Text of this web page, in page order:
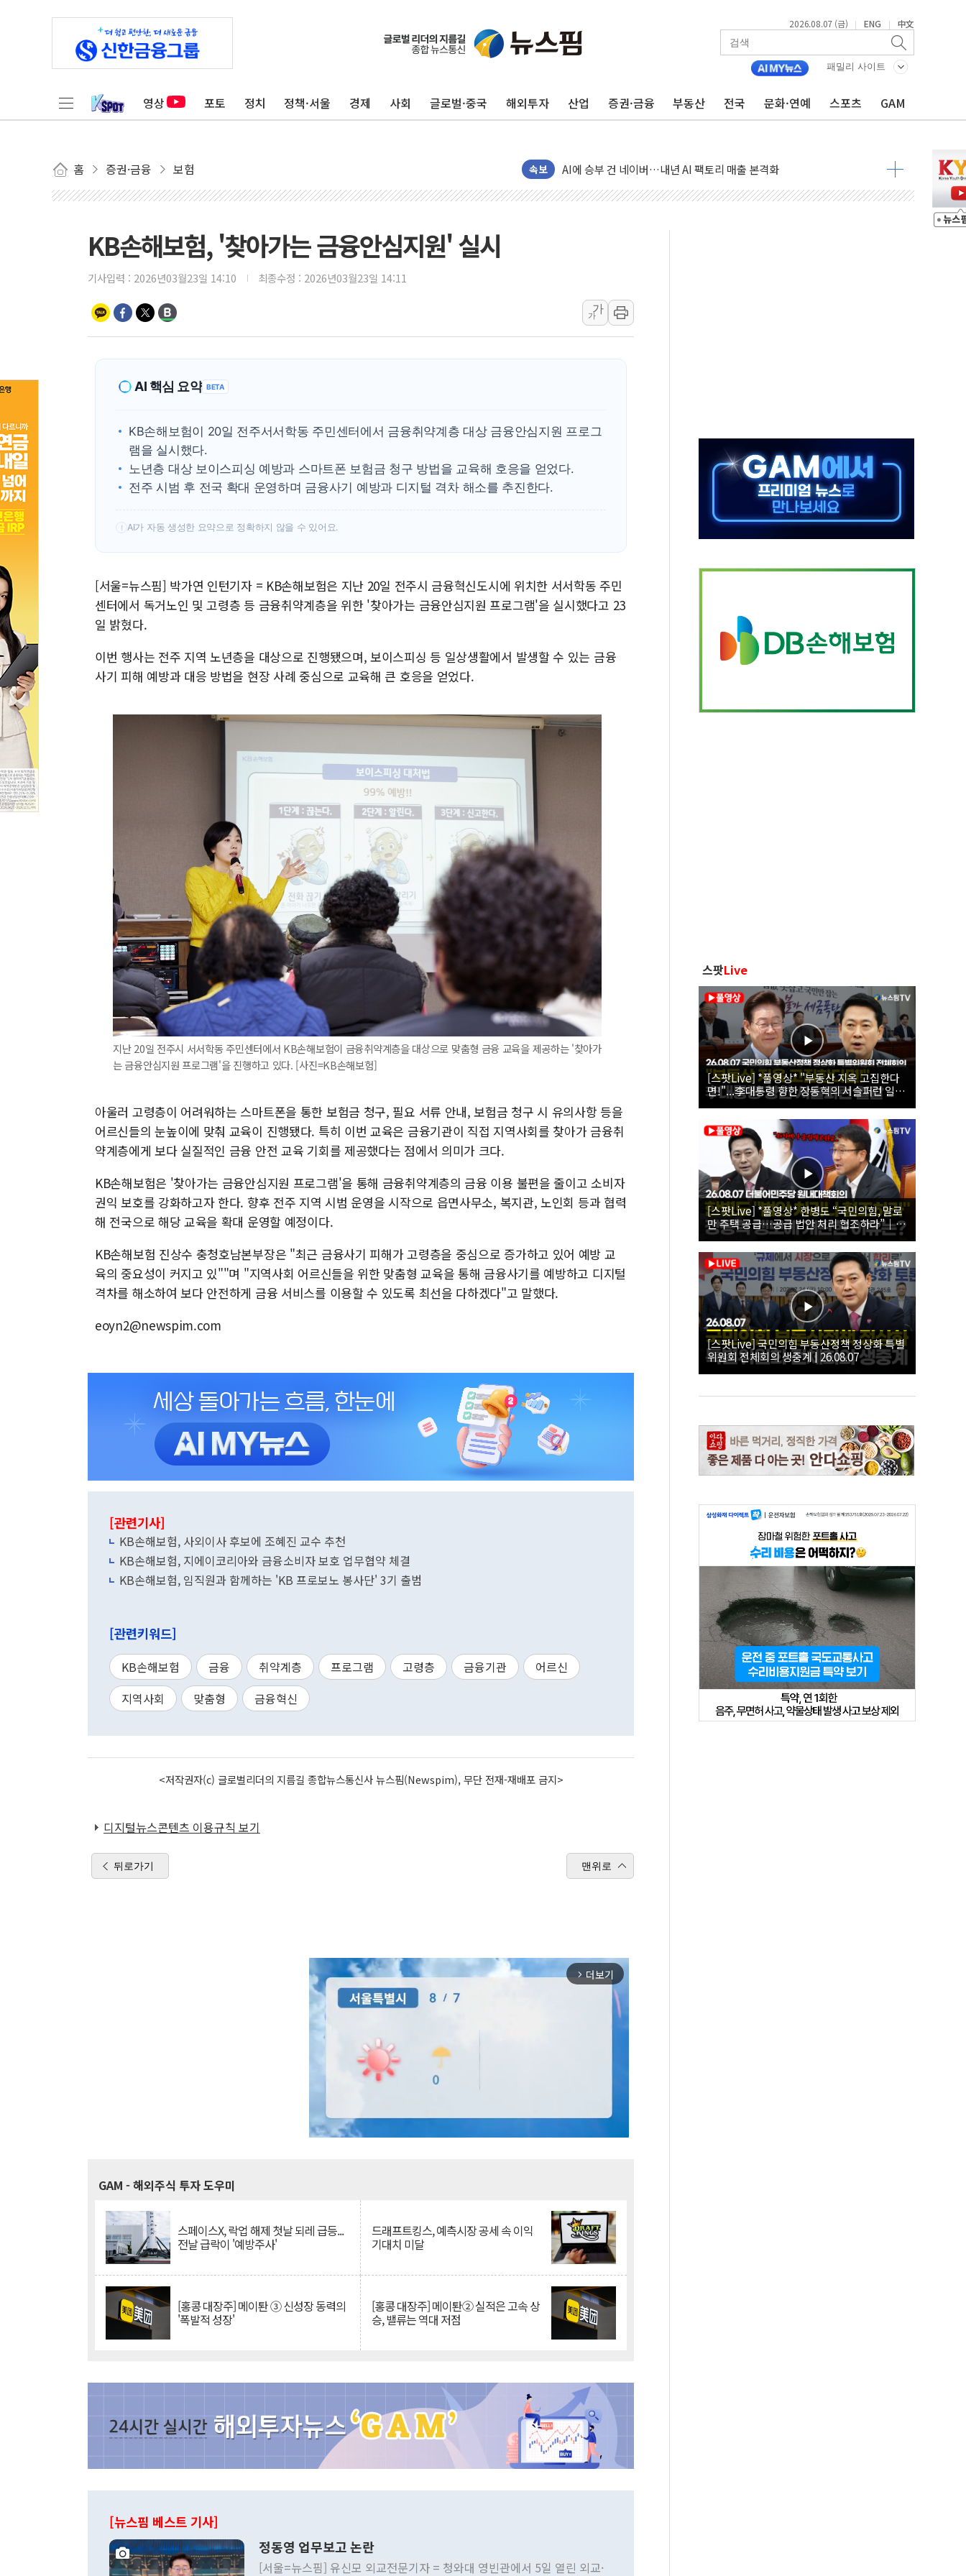
2026.08.07 (금) | ENG | 中文
패밀리 사이트
영상 포토 정치 정책·서울 경제 사회 글로벌·중국 해외투자 산업 증권·금융 부동산 전국 문화·연예 스포츠 GAM
홈 증권·금융 보험 속보
"최대 2시간 앞서 침수 예측"…건설연, AI 위험기상 기술 개발
유니슨 "국내생산세액공제·인증제도 개선 수혜 기대"
장동혁 "규제와 대출 풀고 재개발·재건축 촉진하는 것이 부동산 정상화"
[속보] 종합특검, '尹 관저 이전 감사 무마' 유병호 감사위원 구속 기소
日, 4~6월 105조원 환시 개입...4월 말 '56조원' 사상 최대
오렌지플래닛 창업재단, 스타트업 지원 프로그램 성료
장동혁 "집값 올려놓고 국민만 잡아"
경찰, '강북구 오피스텔 살인' 50대 남성 구속 송치
전국 그늘막 4만개 육박 7년 새 7배 늘었다...폭염 대책비는 8.6배 증가
"취약계층에 더 가혹한 여름"…구윤철, 쪽방촌 폭염 대응상황 점검
美·日 환율공조에 유럽 패싱… '유로화 팔아 엔화 부양' 사후 통보만
국민통합위, 정치 다양성 제고 특별 위원회 위촉장 수여식 및 1차 회의
티엠씨, 220억원 규모 美 전력 케이블 수주
KB손해보험, '찾아가는 금융안심지원' 실시
기사입력 : 2026년03월23일 14:10 최종수정 : 2026년03월23일 14:11
가
가
AI 핵심 요약 BETA
KB손해보험이 20일 전주서서학동 주민센터에서 금융취약계층 대상 금융안심지원 프로그
램을 실시했다.
노년층 대상 보이스피싱 예방과 스마트폰 보험금 청구 방법을 교육해 호응을 얻었다.
전주 시범 후 전국 확대 운영하며 금융사기 예방과 디지털 격차 해소를 추진한다.
! AI가 자동 생성한 요약으로 정확하지 않을 수 있어요.
[서울=뉴스핌] 박가연 인턴기자 = KB손해보험은 지난 20일 전주시 금융혁신도시에 위치한 서서학동 주민
센터에서 독거노인 및 고령층 등 금융취약계층을 위한 '찾아가는 금융안심지원 프로그램'을 실시했다고 23
일 밝혔다.
이번 행사는 전주 지역 노년층을 대상으로 진행됐으며, 보이스피싱 등 일상생활에서 발생할 수 있는 금융
사기 피해 예방과 대응 방법을 현장 사례 중심으로 교육해 큰 호응을 얻었다.
지난 20일 전주시 서서학동 주민센터에서 KB손해보험이 금융취약계층을 대상으로 맞춤형 금융 교육을 제공하는 '찾아가
는 금융안심지원 프로그램'을 진행하고 있다. [사진=KB손해보험]
아울러 고령층이 어려워하는 스마트폰을 통한 보험금 청구, 필요 서류 안내, 보험금 청구 시 유의사항 등을
어르신들의 눈높이에 맞춰 교육이 진행됐다. 특히 이번 교육은 금융기관이 직접 지역사회를 찾아가 금융취
약계층에게 보다 실질적인 금융 안전 교육 기회를 제공했다는 점에서 의미가 크다.
KB손해보험은 '찾아가는 금융안심지원 프로그램'을 통해 금융취약계층의 금융 이용 불편을 줄이고 소비자
권익 보호를 강화하고자 한다. 향후 전주 지역 시범 운영을 시작으로 읍면사무소, 복지관, 노인회 등과 협력
해 전국으로 해당 교육을 확대 운영할 예정이다.
KB손해보험 진상수 충청호남본부장은 "최근 금융사기 피해가 고령층을 중심으로 증가하고 있어 예방 교
육의 중요성이 커지고 있""며 "지역사회 어르신들을 위한 맞춤형 교육을 통해 금융사기를 예방하고 디지털
격차를 해소하여 보다 안전하게 금융 서비스를 이용할 수 있도록 최선을 다하겠다"고 말했다.
eoyn2@newspim.com
[관련기사]
KB손해보험, 사외이사 후보에 조혜진 교수 추천
KB손해보험, 지에이코리아와 금융소비자 보호 업무협약 체결
KB손해보험, 임직원과 함께하는 'KB 프로보노 봉사단' 3기 출범
[관련키워드]
KB손해보험 금융 취약계층 프로그램 고령층 금융기관
어르신
지역사회
맞춤형 금융혁신
<저작권자(c) 글로벌리더의 지름길 종합뉴스통신사 뉴스핌(Newspim), 무단 전재-재배포 금지>
디지털뉴스콘텐츠 이용규칙 보기
뒤로가기 맨위로
arrow_forward_ios 더보기
GAM - 해외주식 투자 도우미
스페이스X, 락업 해제 첫날 되레 급등...
전날 급락이 '예방주사'
드래프트킹스, 예측시장 공세 속 이익
기대치 미달
[홍콩 대장주] 메이퇀 ③ 신성장 동력의
'폭발적 성장'
[홍콩 대장주] 메이퇀② 실적은 고속 상
승, 밸류는 역대 저점
[뉴스핌 베스트 기사]
정동영 업무보고 논란
[서울=뉴스핌] 유신모 외교전문기자 = 청와대 영빈관에서 5일 열린 외교·
스팟Live
[스팟Live] *풀영상* "부동산 지옥 고집한다
면!"...李대통령 향한 장동혁의 서슬퍼런 일갈
| 26.08.07 국민의힘 부동산정책 정상화 특별
위원회 전체회의
[스팟Live] *풀영상* 한병도 “국민의힘, 말로
만 주택 공급…공급 법안 처리 협조하라”｜
26.08.07 더불어민주당 원내대책회의
[스팟Live] 국민의힘 부동산정책 정상화 특별
위원회 전체회의 생중계 | 26.08.07